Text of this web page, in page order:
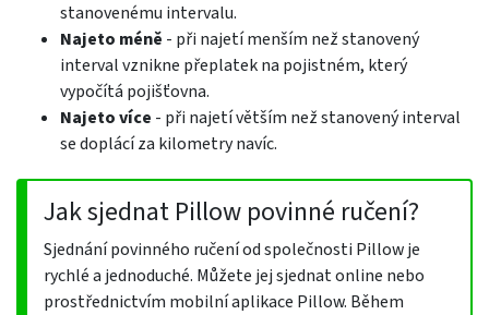
stanovenému intervalu.
Najeto méně - při najetí menším než stanovený
interval vznikne přeplatek na pojistném, který
vypočítá pojišťovna.
Najeto více - při najetí větším než stanovený interval
se doplácí za kilometry navíc.
Jak sjednat Pillow povinné ručení?
Sjednání povinného ručení od společnosti Pillow je
rychlé a jednoduché. Můžete jej sjednat online nebo
prostřednictvím mobilní aplikace Pillow. Během